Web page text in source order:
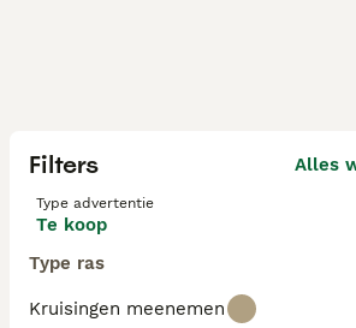
Filters Alles
Type advertentie
Te koop
Type ras
Kruisingen meenemen